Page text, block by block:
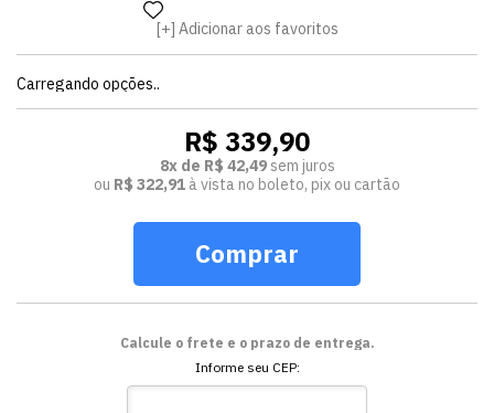
Adicionar aos favoritos
Carregando opções..
R$ 339,90
8x de R$ 42,49sem juros
ou R$ 322,91 à vista no boleto, pix ou cartão
Comprar
Calcule o frete e o prazo de entrega.
Informe seu CEP: